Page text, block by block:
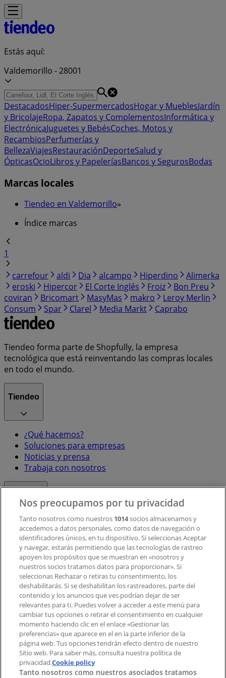
Estás aquí:
Valdemorillo - 28001
DestacadosHiper-SupermercadosHogar y MueblesJardín
y BricolajeRopa, Zapatos y ComplementosInformática y
ElectrónicaJuguetes y BebésCoches, Motos y
RecambiosPerfumerías y
BellezaViajesRestauraciónDeporteSalud y
ÓpticasOcioLibros y PapeleríasBancos y SegurosBodas
Marcas locales
Tiendeo en Valdemorillo»
Índice marcas
1
carrefour
aldi Dia alcampo Hiperdino
Alimerka
eroski
Hipercor El Corte Inglés Froiz
Bon Preu
coviran
Bricomart MasyMas makro
Leroy Merlin
Consum
Spar Clarel Media Markt Caprabo
Tiendeo forma parte de Shopfully, la empresa
tecnológica que está reinventando las compras locales
en todo el mundo.
Tiendeo
¿Qué hacemos?
Soluciones para empresas
Noticias y prensa
Trabaja con nosotros
Contacto comercial y de marketing
Tienda mal colocada en el mapa
Notificar un folleto
¿Encontraste un problema en la web o en la
aplicación?
Índices
Marcas
Marcas locales
Negocios
Negocios cercanos
Nos preocupamos por tu privacidad
Tanto nosotros como nuestros 1014socios almacenamos y
accedemos a datos personales, como datos de navegación o
identificadores únicos, en tu dispositivo. Si seleccionas Aceptar
y navegar, estarás permitiendo que las tecnologías de rastreo
apoyen los propósitos que se muestran en «nosotros y
nuestros socios tratamos datos para proporcionar». Si
seleccionas Rechazar o retiras tu consentimiento, los
deshabilitarás. Si se deshabilitan los rastreadores, parte del
contenido y los anuncios que ves podrían dejar de ser
relevantes para ti. Puedes volver a acceder a este menú para
cambiar tus opciones o retirar el consentimiento en cualquier
momento haciendo clic en el enlace «Gestionar las
preferencias» que aparece en el en la parte inferior de la
página web. Tus opciones tendrán efecto dentro de nuestro
Sitio web. Para saber más, consulta nuestra política de
privacidad.Cookie policy
Tanto nosotros como nuestros asociados tratamos